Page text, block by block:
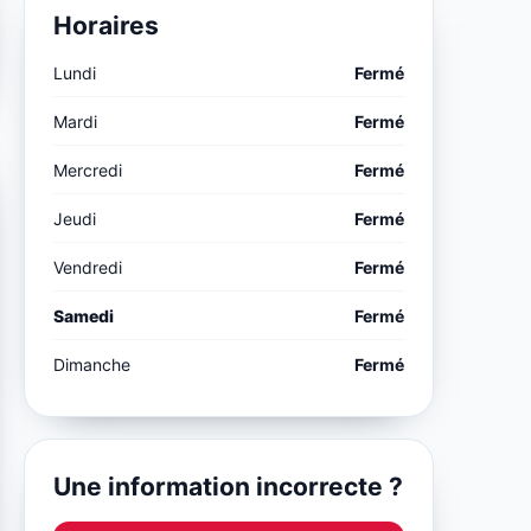
Horaires
Lundi Fermé
Mardi Fermé
Mercredi Fermé
Jeudi Fermé
Vendredi Fermé
Samedi Fermé
Dimanche Fermé
Une information incorrecte ?